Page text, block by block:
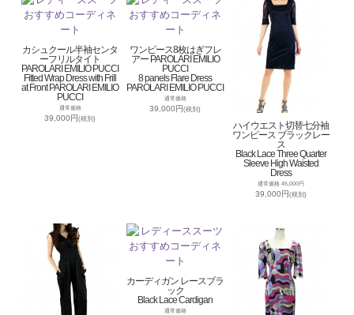
カシュクール半袖センタ
ーフリルタイト
PAROLARI EMILIO PUCCI
Fitted Wrap Dress with Frill
at Front PAROLARI EMILIO
PUCCI
通常価格
39,000円(税別)
ワンピース8枚はぎフレ
アー PAROLARI EMILIO
PUCCI
8 panels Flare Dress
PAROLARI EMILIO PUCCI
通常価格
39,000円(税別)
ハイウエスト切替七分袖
ワンピース ブラックレー
ス
Black Lace Three Quarter
Sleeve High Waisted
Dress
通常価格 45,000円
39,000円(税別)
カーディガン レースブラ
ック
Black Lace Cardigan
通常価格